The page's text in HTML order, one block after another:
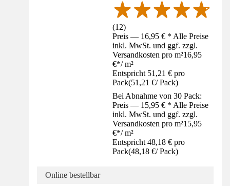
(12)
Preis — 16,95 € * Alle Preise
inkl. MwSt. und ggf. zzgl.
Versandkosten pro m²16,95
€*/ m²
Entspricht 51,21 € pro
Pack(51,21 €/ Pack)
Bei Abnahme von 30 Pack:
Preis — 15,95 € * Alle Preise
inkl. MwSt. und ggf. zzgl.
Versandkosten pro m²15,95
€*/ m²
Entspricht 48,18 € pro
Pack(48,18 €/ Pack)
Online bestellbar